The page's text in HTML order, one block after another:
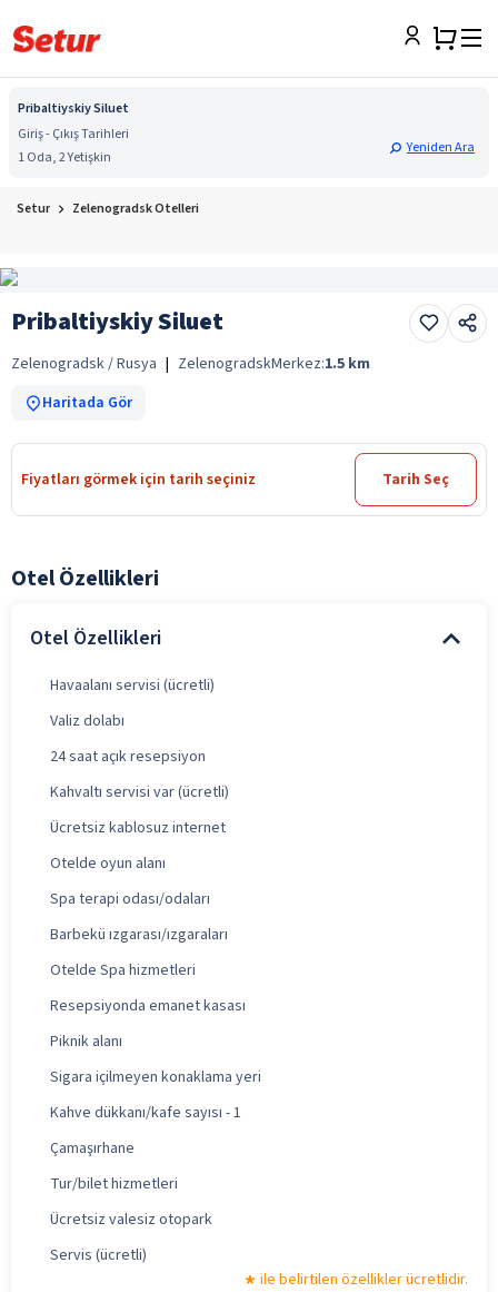
Pribaltiyskiy Siluet
Giriş - Çıkış Tarihleri
1 Oda, 2 Yetişkin
Yeniden Ara
Setur Zelenogradsk Otelleri
Pribaltiyskiy Siluet
Zelenogradsk / Rusya | ZelenogradskMerkez:1.5 km
Haritada Gör
Fiyatları görmek için tarih seçiniz Tarih Seç
Otel Özellikleri
Otel Özellikleri
Havaalanı servisi (ücretli)
Valiz dolabı
24 saat açık resepsiyon
Kahvaltı servisi var (ücretli)
Ücretsiz kablosuz internet
Otelde oyun alanı
Spa terapi odası/odaları
Barbekü ızgarası/ızgaraları
Otelde Spa hizmetleri
Resepsiyonda emanet kasası
Piknik alanı
Sigara içilmeyen konaklama yeri
Kahve dükkanı/kafe sayısı - 1
Çamaşırhane
Tur/bilet hizmetleri
Ücretsiz valesiz otopark
Servis (ücretli)
ile belirtilen özellikler ücretlidir.